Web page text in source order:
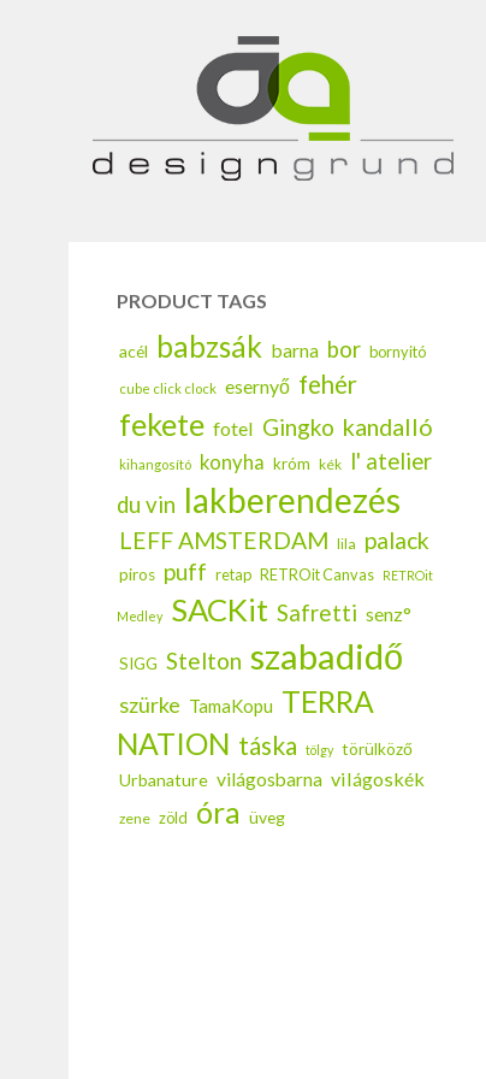
PRODUCT TAGS
acél babzsák barna bor bornyitó
cube click clock esernyő fehér
fekete fotel Gingko kandalló
kihangosító konyha króm kék l' atelier
du vin lakberendezés
LEFF AMSTERDAM lila palack
piros puff retap RETROit Canvas RETROit
Medley SACKit Safretti senz°
SIGG Stelton szabadidő
szürke TamaKopu TERRA
NATION táska tölgy törülköző
Urbanature világosbarna világoskék
zene zöld óra üveg